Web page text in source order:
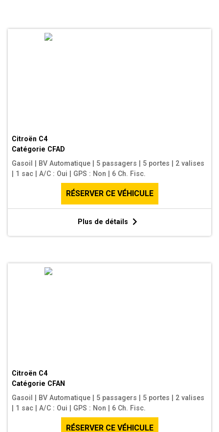
Citroën C4
Catégorie CFAD
Gasoil
BV Automatique 5 passagers 5 portes
2 valises
1 sac A/C : Oui GPS : Non 6 Ch. Fisc.
RÉSERVER CE VÉHICULE
Plus de détails
Citroën C4
Catégorie CFAN
Gasoil
BV Automatique 5 passagers 5 portes
2 valises
1 sac A/C : Oui GPS : Non 6 Ch. Fisc.
RÉSERVER CE VÉHICULE